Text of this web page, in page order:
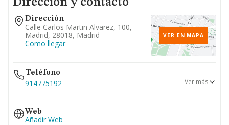
Dirección y contacto
Dirección
Calle Carlos Martin Alvarez, 100,
Madrid, 28018, Madrid
Como llegar
VER EN MAPA
Teléfono
914775192
917858515
917781323
Ver más
Web
Añadir Web